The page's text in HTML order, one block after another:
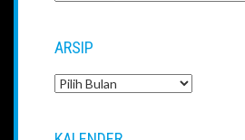
ARSIP
Arsip